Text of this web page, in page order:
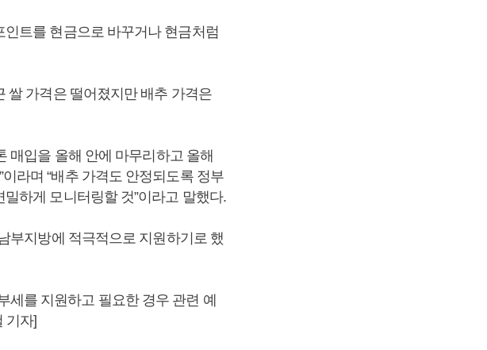
트를 현금으로 바꾸거나 현금처럼
쌀 가격은 떨어졌지만 배추 가격은
매입을 올해 안에 마무리하고 올해
라며 “배추 가격도 안정되도록 정부
하게 모니터링할 것”이라고 말했다.
부지방에 적극적으로 지원하기로 했
세를 지원하고 필요한 경우 관련 예
기자]